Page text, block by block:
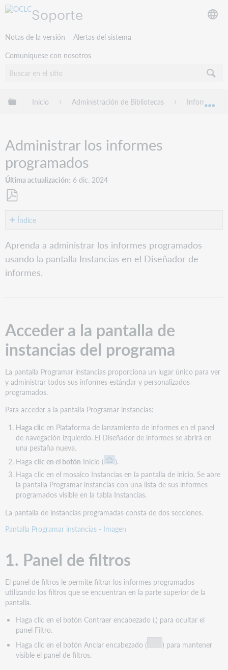
Soporte
Notas de la versión
Alertas del sistema
Comuníquese con nosotros
Expandir/contraer jerarquía global
Inicio Administración de Bibliotecas Informes de
Administrar los informes
programados
Última actualización 6 dic. 2024
comoÍndice
Acceder
a
la
pantalla
Panel
de
filtros
Filtros
de
informes
disponibles
2.
Trabajar
con
informes
programados
Actualizar
informes
programados
Exportar
programados
informes
programados
Ejecutar
un
programado
Ejecutar
varios
informes
Aprenda a administrar los informes programados
usando la pantalla Instancias en el Diseñador de
informes.
Acceder a la pantalla de
instancias del programa
La pantalla Programar instancias proporciona un lugar único para ver
y administrar todos sus informes estándar y personalizados
programados.
Para acceder a la pantalla Programar instancias:
Haga clic en Plataforma de lanzamiento de informes en el panel
de navegación izquierdo. El Diseñador de informes se abrirá en
una pestaña nueva.
Haga clic en el botón Inicio (
).
Haga clic en el mosaico Instancias en la pantalla de inicio. Se abre
la pantalla Programar instancias con una lista de sus informes
programados visible en la tabla Instancias.
La pantalla de instancias programadas consta de dos secciones.
Pantalla Programar instancias - Imagen
1. Panel de filtros
El panel de filtros le permite filtrar los informes programados
utilizando los filtros que se encuentran en la parte superior de la
pantalla.
Haga clic en el botón Contraer encabezado () para ocultar el
panel Filtro.
Haga clic en el botón Anclar encabezado (
) para mantener
visible el panel de filtros.